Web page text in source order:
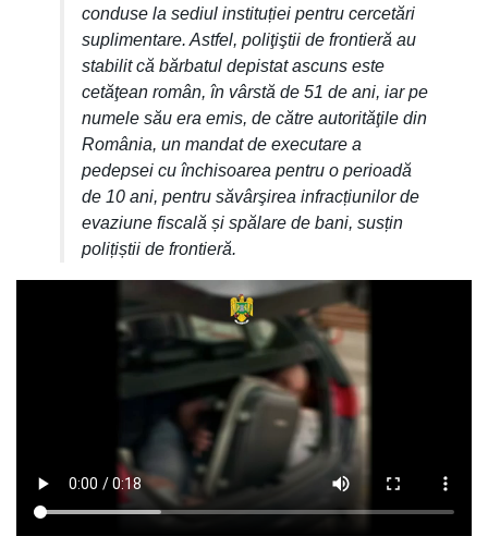
conduse la sediul instituției pentru cercetări
suplimentare. Astfel, poliţiştii de frontieră au
stabilit că bărbatul depistat ascuns este
cetăţean român, în vârstă de 51 de ani, iar pe
numele său era emis, de către autorităţile din
România, un mandat de executare a
pedepsei cu închisoarea pentru o perioadă
de 10 ani, pentru săvârşirea infracțiunilor de
evaziune fiscală și spălare de bani, susțin
polițiștii de frontieră.